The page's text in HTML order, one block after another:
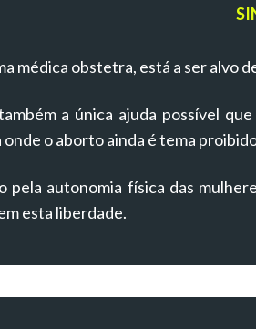
médica obstetra, está a ser alvo
a única ajuda possível
onde o aborto ainda é tema
pela autonomia física das
esta liberdade.